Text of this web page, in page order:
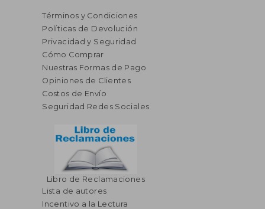
40%
dcto.
$ 223.97
$ 134.38
Términos y Condiciones
Políticas de Devolución
Privacidad y Seguridad
Cómo Comprar
Nuestras Formas de Pago
Opiniones de Clientes
Costos de Envío
Seguridad Redes Sociales
Libro de Reclamaciones
Lista de autores
Incentivo a la Lectura